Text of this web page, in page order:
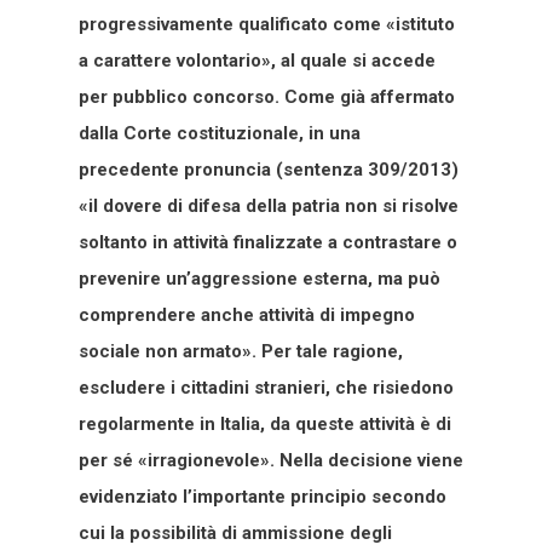
progressivamente qualificato come «istituto
a carattere volontario», al quale si accede
per pubblico concorso. Come già affermato
dalla Corte costituzionale, in una
precedente pronuncia (sentenza 309/2013)
«il dovere di difesa della patria non si risolve
soltanto in attività finalizzate a contrastare o
prevenire un’aggressione esterna, ma può
comprendere anche attività di impegno
sociale non armato». Per tale ragione,
escludere i cittadini stranieri, che risiedono
regolarmente in Italia, da queste attività è di
per sé «irragionevole». Nella decisione viene
evidenziato l’importante principio secondo
cui la possibilità di ammissione degli